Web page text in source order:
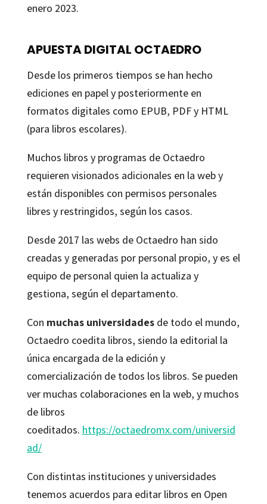
enero 2023.
APUESTA DIGITAL OCTAEDRO
Desde los primeros tiempos se han hecho
ediciones en papel y posteriormente en
formatos digitales como EPUB, PDF y HTML
(para libros escolares).
Muchos libros y programas de Octaedro
requieren visionados adicionales en la web y
están disponibles con permisos personales
libres y restringidos, según los casos.
Desde 2017 las webs de Octaedro han sido
creadas y generadas por personal propio, y es el
equipo de personal quien la actualiza y
gestiona, según el departamento.
Con muchas universidadesde todo el mundo,
Octaedro coedita libros, siendo la editorial la
única encargada de la edición y
comercialización de todos los libros. Se pueden
ver muchas colaboraciones en la web, y muchos
de libros
coeditados. https://octaedromx.com/universid
ad/
Con distintas instituciones y universidades
tenemos acuerdos para editar libros en Open